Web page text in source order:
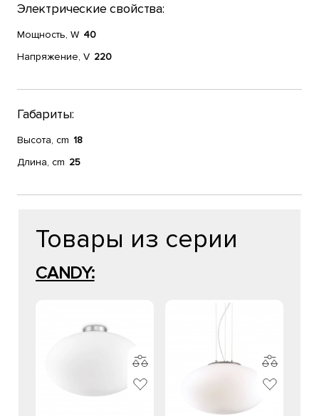
Электрические свойства:
Мощность, W 40
Напряжение, V 220
Габариты:
Высота, cm 18
Длина, cm 25
Товары из серии
CANDY: